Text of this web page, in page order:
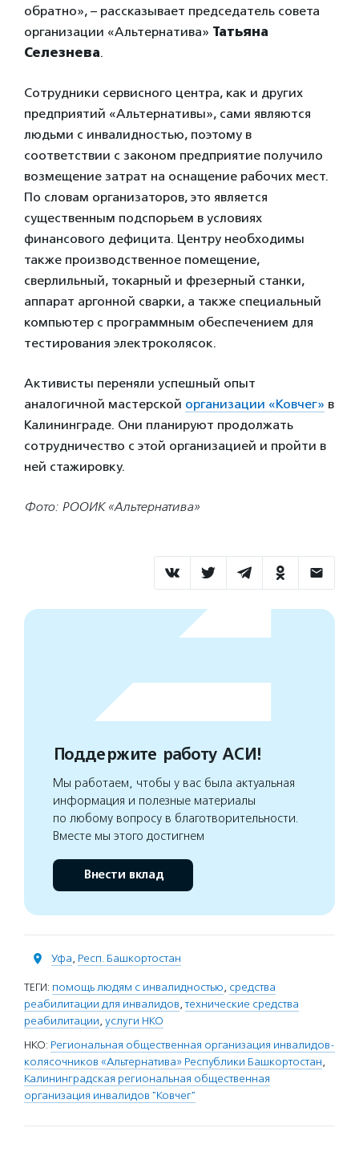
обратно», – рассказывает председатель совета
организации «Альтернатива» Татьяна
Селезнева.
Сотрудники сервисного центра, как и других
предприятий «Альтернативы», сами являются
людьми с инвалидностью, поэтому в
соответствии с законом предприятие получило
возмещение затрат на оснащение рабочих мест.
По словам организаторов, это является
существенным подспорьем в условиях
финансового дефицита. Центру необходимы
также производственное помещение,
сверлильный, токарный и фрезерный станки,
аппарат аргонной сварки, а также специальный
компьютер с программным обеспечением для
тестирования электроколясок.
Активисты переняли успешный опыт
аналогичной мастерской организации «Ковчег» в
Калининграде. Они планируют продолжать
сотрудничество с этой организацией и пройти в
ней стажировку.
Фото: РООИК «Альтернатива»
Поддержите работу АСИ!
Мы работаем, чтобы у вас была актуальная
информация и полезные материалы
по любому вопросу в благотворительности.
Вместе мы этого достигнем
Внести вклад
Уфа, Респ. Башкортостан
ТЕГИ: помощь людям с инвалидностью, средства
реабилитации для инвалидов,технические средства
реабилитации, услуги НКО
НКО: Региональная общественная организация инвалидов-
колясочников «Альтернатива» Республики Башкортостан,
Калининградская региональная общественная
организация инвалидов "Ковчег"